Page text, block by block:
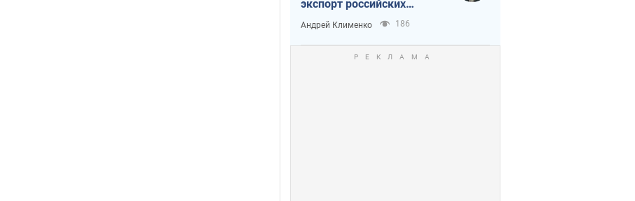
экспорт российских
нефтепродуктов
Андрей Клименко 186